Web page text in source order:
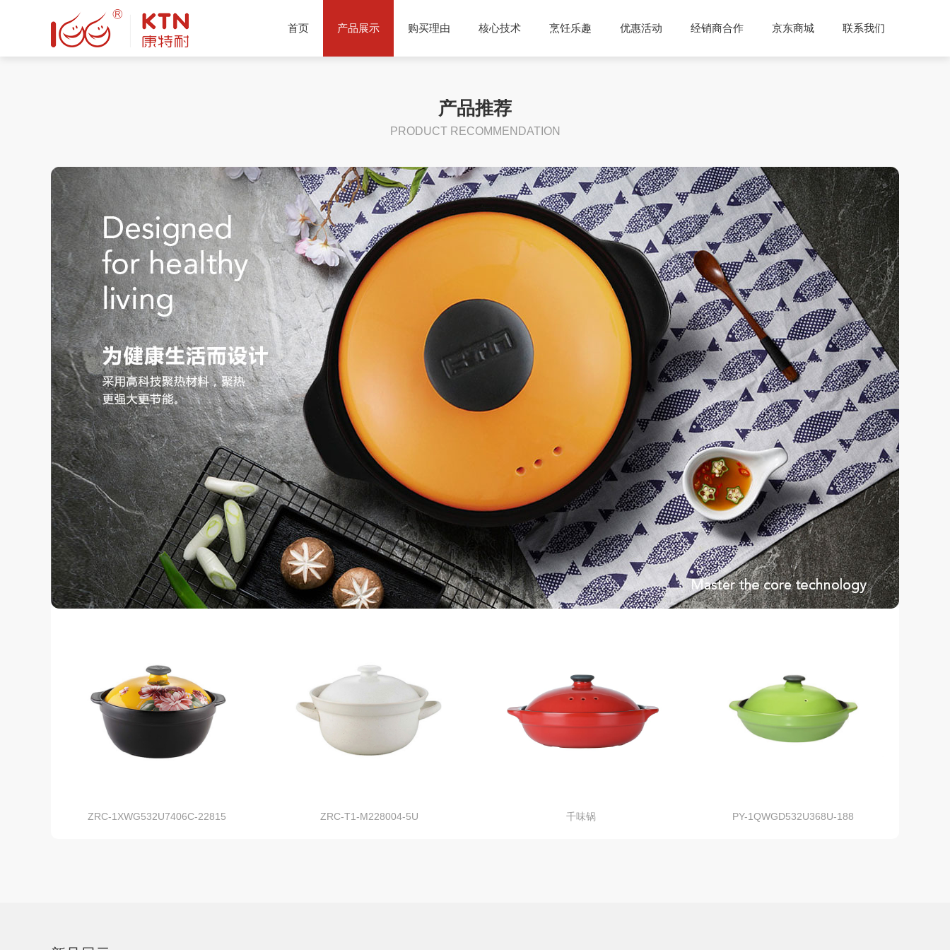
首页 产品展示
产品分类
购买理由 核心技术 烹饪乐趣
菜谱分享
优惠活动 经销商合作 京东商城 联系我们
产品推荐
PRODUCT RECOMMENDATION
ZRC-1XWG532U7406C-22815 ZRC-T1-M228004-5U 千味锅 PY-1QWGD532U368U-188